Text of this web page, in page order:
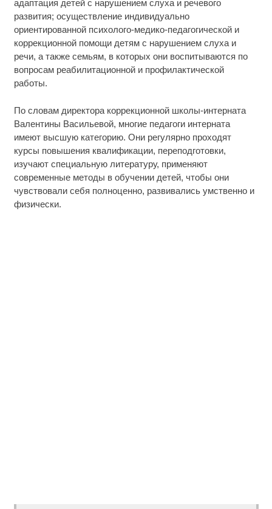
адаптация детей с нарушением слуха и речевого
развития; осуществление индивидуально
ориентированной психолого-медико-педагогической и
коррекционной помощи детям с нарушением слуха и
речи, а также семьям, в которых они воспитываются по
вопросам реабилитационной и профилактической
работы.
По словам директора коррекционной школы-интерната
Валентины Васильевой, многие педагоги интерната
имеют высшую категорию. Они регулярно проходят
курсы повышения квалификации, переподготовки,
изучают специальную литературу, применяют
современные методы в обучении детей, чтобы они
чувствовали себя полноценно, развивались умственно и
физически.